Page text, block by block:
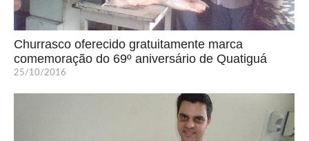
Churrasco oferecido gratuitamente marca
comemoração do 69º aniversário de Quatiguá
25/10/2016